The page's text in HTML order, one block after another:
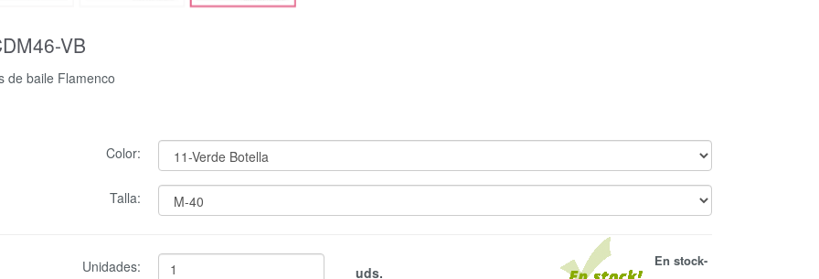
VB
de baile Flamenco
Color:
Talla:
Unidades: uds.
En stock-